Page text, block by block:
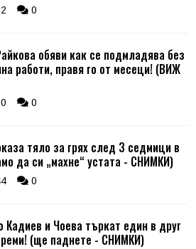
0
обяви как се подмладява без
работи, правя го от месеци! (ВИЖ
0
тяло за грях след 3 седмици в
да си „махне“ устата - СНИМКИ)
0
Кадиев и Чоева търкат един в друг
(ще паднете - СНИМКИ)